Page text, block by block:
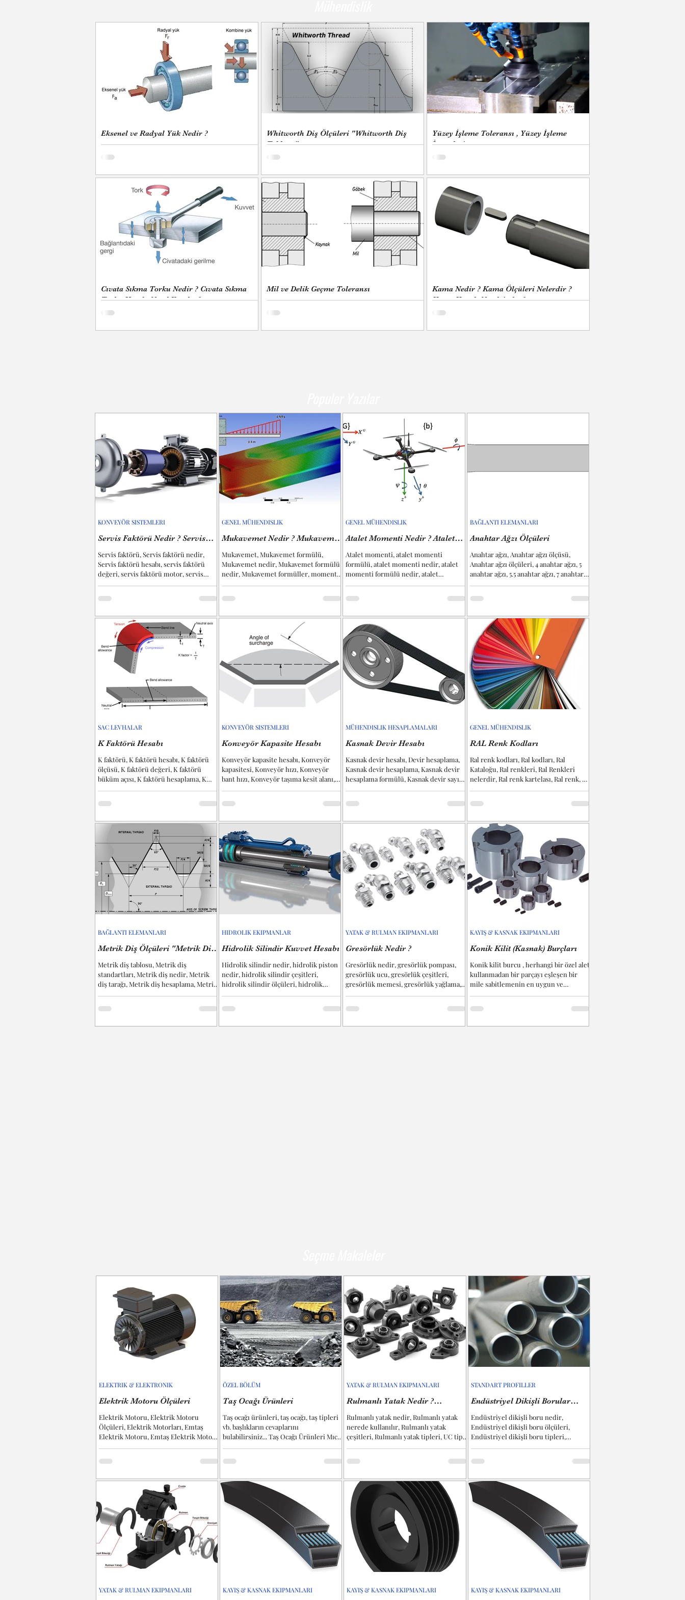
Eksenel ve Radyal Yük Nedir ?
Whitworth Diş Ölçüleri "Whitworth Diş
Tablosu"
Yüzey İşleme Toleransı , Yüzey İşleme
İşaretleri
Cıvata Sıkma Torku Nedir ? Cıvata Sıkma
Torku Hesabı Nasıl Yapılır ?
Mil ve Delik Geçme Toleransı
Kama Nedir ? Kama Ölçüleri Nelerdir ?
Kama Kanalı Nasıl Açılır ?
Servis Faktörü Nedir ? Servis
Faktörü Hesabı
Servis faktörü, Servis faktörü nedir,
Servis faktörü hesabı, servis faktörü
değeri, servis faktörü motor, servis
KONVEYÖR SISTEMLERI
Mukavemet Nedir ? Mukavemet
Mukavemet, Mukavemet formülü,
Mukavemet nedir, Mukavemet formülü
nedir, Mukavemet formüller, moment,
GENEL MÜHENDISLIK
Atalet Momenti Nedir ? Atalet
Atalet momenti, atalet momenti
formülü, atalet momenti nedir, atalet
momenti formülü nedir, atalet
GENEL MÜHENDISLIK
Anahtar Ağzı Ölçüleri
Anahtar ağzı, Anahtar ağzı ölçüsü,
Anahtar ağzı ölçüleri, 4 anahtar ağzı, 5
anahtar ağzı, 5.5 anahtar ağzı, 7 anahtar
BAĞLANTI ELEMANLARI
K Faktörü Hesabı
K faktörü, K faktörü hesabı, K faktörü
ölçüsü, K faktörü değeri, K faktörü
büküm açısı, K faktörü hesaplama, K
SAC LEVHALAR
Konveyör Kapasite Hesabı
Konveyör kapasite hesabı, Konveyör
kapasitesi, Konveyör hızı, Konveyör
bant hızı, Konveyör taşıma kesit alanı,
KONVEYÖR SISTEMLERI
Kasnak Devir Hesabı
Kasnak devir hesabı, Devir hesaplama,
Kasnak devir hesaplama, Kasnak devir
hesaplama formülü, Kasnak devir sayısı
MÜHENDISLIK HESAPLAMALARI
RAL Renk Kodları
Ral renk kodları, Ral kodları, Ral
Kataloğu, Ral renkleri, Ral Renkleri
nelerdir, Ral renk kartelası, Ral renk, Ral
GENEL MÜHENDISLIK
Metrik Diş Ölçüleri "Metrik Diş
Metrik diş tablosu, Metrik diş
standartları, Metrik diş nedir, Metrik
diş tarağı, Metrik diş hesaplama, Metrik
BAĞLANTI ELEMANLARI
Hidrolik Silindir Kuvvet Hesabı
Hidrolik silindir nedir, hidrolik piston
nedir, hidrolik silindir çeşitleri,
hidrolik silindir ölçüleri, hidrolik
HIDROLIK EKIPMANLAR
Gresörlük Nedir ?
Gresörlük nedir, gresörlük pompası,
gresörlük ucu, gresörlük çeşitleri,
gresörlük memesi, gresörlük yağlama,
YATAK & RULMAN EKIPMANLARI
Konik Kilit (Kasnak) Burçları
Konik kilit burcu , herhangi bir özel alet
kullanmadan bir parçayı eşleşen bir
mile sabitlemenin en uygun ve
KAYIŞ & KASNAK EKIPMANLARI
Elektrik Motoru Ölçüleri
Elektrik Motoru, Elektrik Motoru
Ölçüleri, Elektrik Motorları, Emtaş
Elektrik Motoru, Emtaş Elektrik Motoru
ELEKTRIK & ELEKTRONIK
Taş Ocağı Ürünleri
Taş ocağı ürünleri, taş ocağı, taş tipleri
vb. başlıkların cevaplarını
bulabilirsiniz... Taş Ocağı Ürünleri Mıcır
ÖZEL BÖLÜM
Rulmanlı Yatak Nedir ?
Rulmanlı yatak nedir, Rulmanlı yatak
nerede kullanılır, Rulmanlı yatak
çeşitleri, Rulmanlı yatak tipleri, UC tipi
YATAK & RULMAN EKIPMANLARI
Endüstriyel Dikişli Borular
Endüstriyel dikişli boru nedir,
Endüstriyel dikişli boru ölçüleri,
Endüstriyel dikişli boru tipleri,
STANDART PROFILLER
YATAK & RULMAN EKIPMANLARI KAYIŞ & KASNAK EKIPMANLARI KAYIŞ & KASNAK EKIPMANLARI KAYIŞ & KASNAK EKIPMANLARI